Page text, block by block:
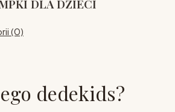
DLA DZIECI
(0)
dedekids?